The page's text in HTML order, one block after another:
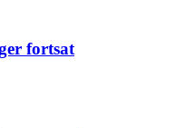
fortsat